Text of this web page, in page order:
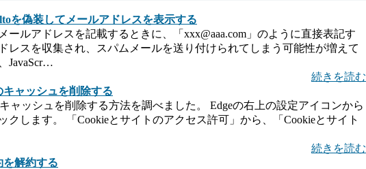
を偽装してメールアドレスを表示する
ールアドレスを記載するときに、「xxx@aaa.com」のように直接表記す
レスを収集され、スパムメールを送り付けられてしまう可能性が増えて
JavaScr…
続きを読む
キャッシュを削除する
ャッシュを削除する方法を調べました。 Edgeの右上の設定アイコンから
クします。 「Cookieとサイトのアクセス許可」から、「Cookieとサイト
続きを読む
を解約する